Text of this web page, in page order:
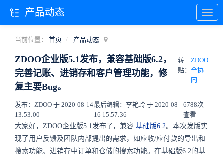
当前位置： 首页 产品动态
ZDOO企业版5.1发布，兼容基础版6.2，
完善记账、进销存和客户管理功能，修
复主要Bug。
转
贴：
ZDOO
全协
同
发布：ZDOO 于 2020-08-14
13:53:00
最后编辑：李艳玲 于 2020-08-
16 15:57:36
6788次
查看
大家好，ZDOO企业版5.1发布了，兼容 基础版6.2。本次发版实
现了用户反馈及团队内部提出的需求，如应收/应付款的导出和
搜索功能、进销存中订单和仓储的搜索功能。在基础版6.2的基
产品动态